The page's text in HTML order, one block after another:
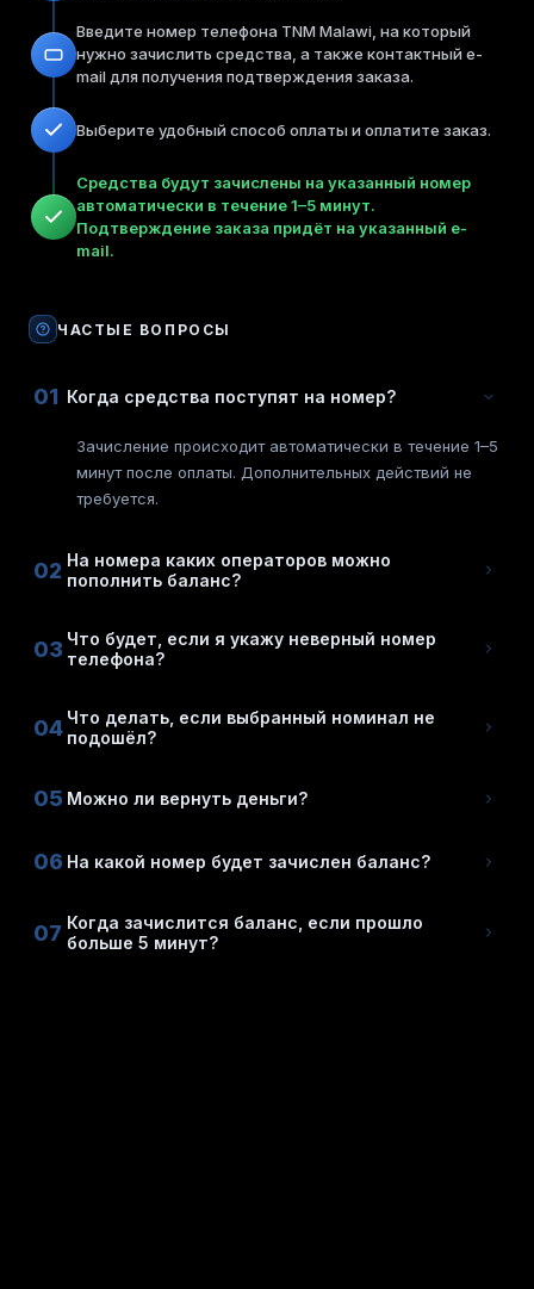
Введите номер телефона TNM Malawi, на который
нужно зачислить средства, а также контактный e-
mail для получения подтверждения заказа.
Выберите удобный способ оплаты и оплатите заказ.
Средства будут зачислены на указанный номер
автоматически в течение 1–5 минут.
Подтверждение заказа придёт на указанный e-
mail.
ЧАСТЫЕ ВОПРОСЫ
01 Когда средства поступят на номер?
Зачисление происходит автоматически в течение 1–5
минут после оплаты. Дополнительных действий не
требуется.
02 На номера каких операторов можно
пополнить баланс?
03 Что будет, если я укажу неверный номер
телефона?
04 Что делать, если выбранный номинал не
подошёл?
05 Можно ли вернуть деньги?
06 На какой номер будет зачислен баланс?
07 Когда зачислится баланс, если прошло
больше 5 минут?